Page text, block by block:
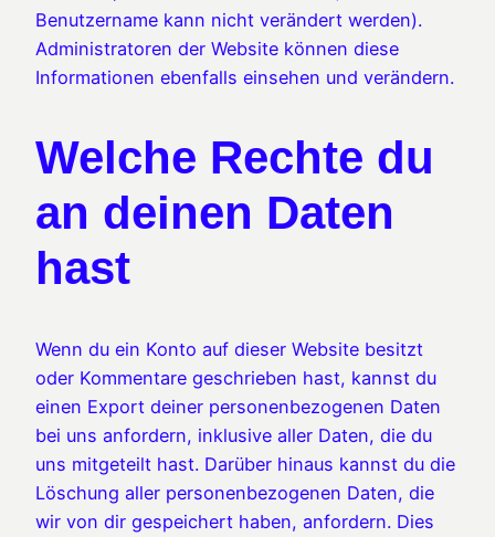
Benutzername kann nicht verändert werden).
Administratoren der Website können diese
Informationen ebenfalls einsehen und verändern.
Welche Rechte du
an deinen Daten
hast
Wenn du ein Konto auf dieser Website besitzt
oder Kommentare geschrieben hast, kannst du
einen Export deiner personenbezogenen Daten
bei uns anfordern, inklusive aller Daten, die du
uns mitgeteilt hast. Darüber hinaus kannst du die
Löschung aller personenbezogenen Daten, die
wir von dir gespeichert haben, anfordern. Dies